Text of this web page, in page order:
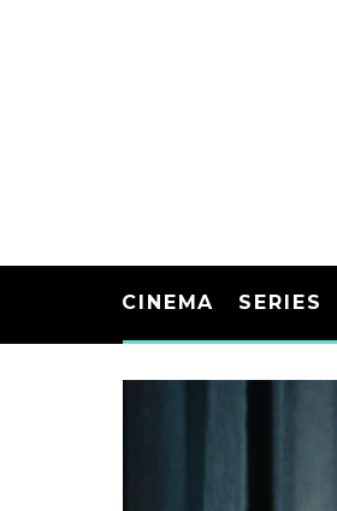
CINEMA SERIES